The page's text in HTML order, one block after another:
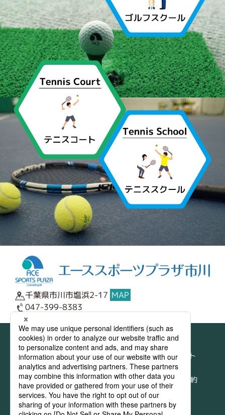
千葉県市川市塩浜2-17 MAP
047-399-8383
サイトマップ
トップページ
ご利用の手順
･ゴルフ練習場
･テニスコート
テニスコート
･料金表
･ネット予約
スクール
･ゴルフ